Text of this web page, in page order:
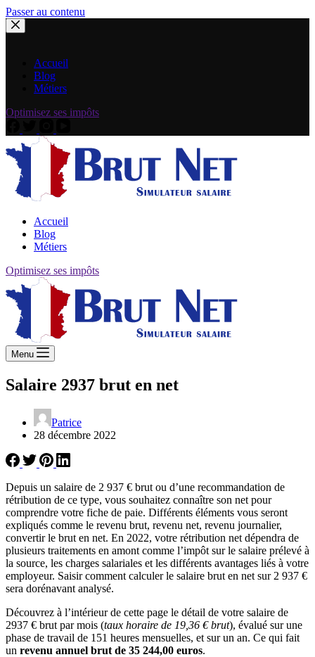
Passer au contenu
Accueil
Blog
Métiers
Optimisez ses impôts
Accueil
Blog
Métiers
Optimisez ses impôts
Menu
Salaire 2937 brut en net
Patrice
28 décembre 2022
Depuis un salaire de 2 937 € brut ou d’une recommandation de
rétribution de ce type, vous souhaitez connaître son net pour
comprendre votre fiche de paie. Différents éléments vous seront
expliqués comme le revenu brut, revenu net, revenu journalier,
convertir le brut en net. En 2022, votre rétribution net dépendra de
plusieurs traitements en amont comme l’impôt sur le salaire prélevé à
la source, les charges salariales et les différents avantages liés à votre
employeur. Saisir comment calculer le salaire brut en net sur 2 937 €
sera dorénavant analysé.
Découvrez à l’intérieur de cette page le détail de votre salaire de
2937 € brut par mois (taux horaire de 19,36 € brut), évalué sur une
phase de travail de 151 heures mensuelles, et sur un an. Ce qui fait
un revenu annuel brut de 35 244,00 euros.